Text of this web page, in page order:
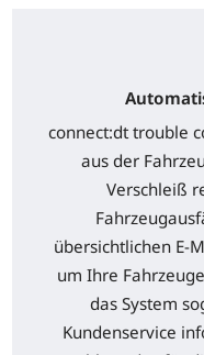
connect:dt trouble
aus der
Verschleiß
übersichtlichen E-
um Ihre
das System
Kundenservice